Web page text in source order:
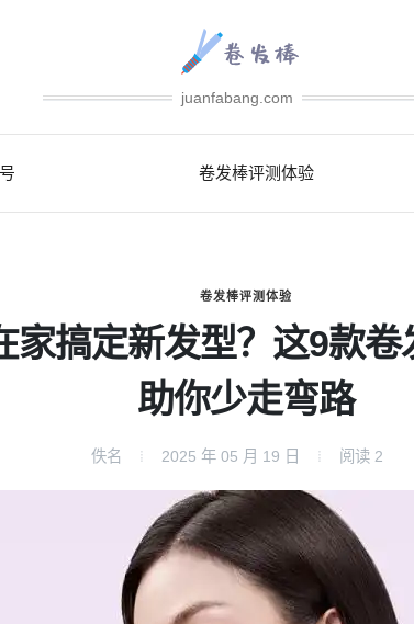
juanfabang.com
卷发棒评测体验
卷发棒评测体验
家搞定新发型？这9款卷
助你少走弯路
佚名 2025 年 05 月 19 日 阅读 2